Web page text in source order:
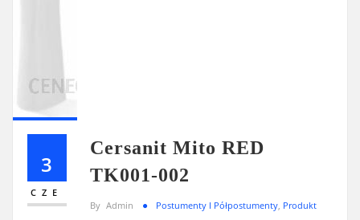
3
CZE
Cersanit Mito RED
TK001-002
By Admin Postumenty I Półpostumenty Produkt